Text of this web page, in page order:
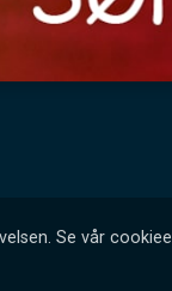
Se vår